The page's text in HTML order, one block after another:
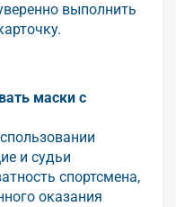
выполнить
маски с
и судьи
спортсмена,
оказания